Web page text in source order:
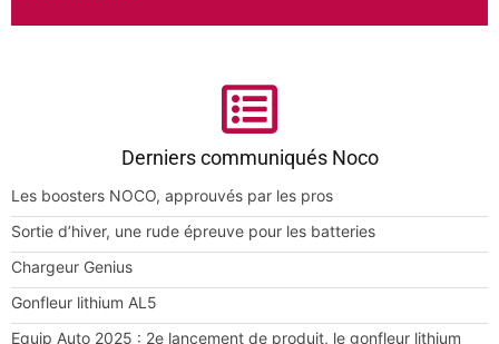
Derniers communiqués Noco
Les boosters NOCO, approuvés par les pros
Sortie d’hiver, une rude épreuve pour les batteries
Chargeur Genius
Gonfleur lithium AL5
Equip Auto 2025 : 2e lancement de produit, le gonfleur lithium